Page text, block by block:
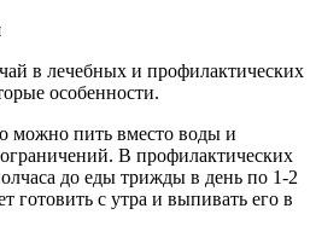
в лечебных и профилактических
особенности.
можно пить вместо воды и
В профилактических
до еды трижды в день по 1-2
готовить с утра и выпивать его в